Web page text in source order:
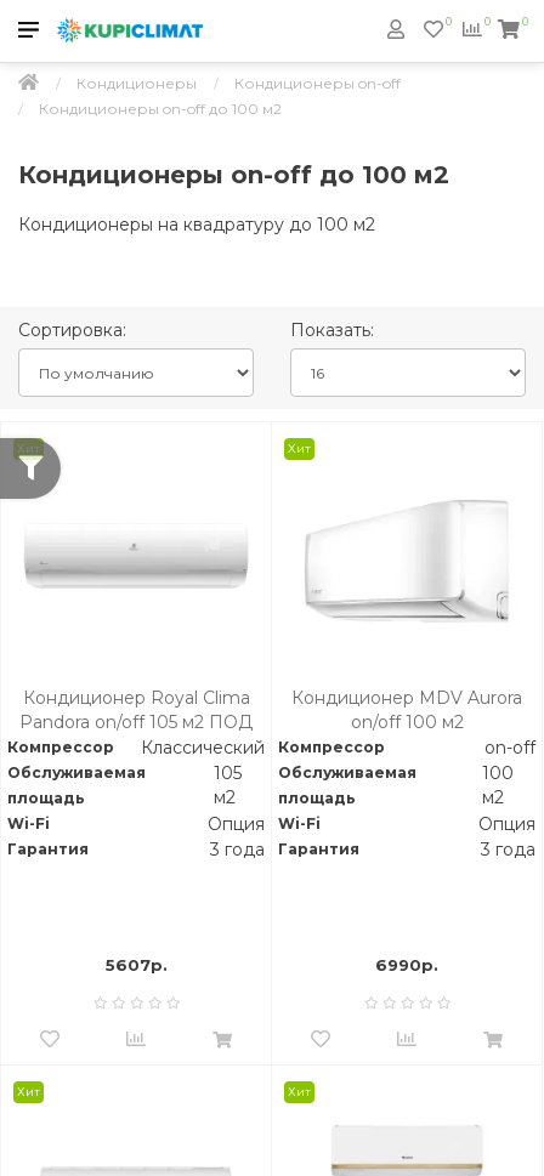
0
0 0
Кондиционеры
Кондиционеры on-off
Кондиционеры on-off до 100 м2
Кондиционеры on-off до 100 м2
Кондиционеры на квадратуру до 100 м2
Сортировка: Показать:
Хит
Кондиционер Royal Clima
Pandora on/off 105 м2 ПОД
ЗАКАЗ
Компрессор Классический
Обслуживаемая
площадь
105
м2
Wi-Fi Опция
Гарантия 3 года
5607р.
Хит
Кондиционер MDV Aurora
on/off 100 м2
Компрессор on-off
Обслуживаемая
площадь
100
м2
Wi-Fi Опция
Гарантия 3 года
6990р.
Хит Хит